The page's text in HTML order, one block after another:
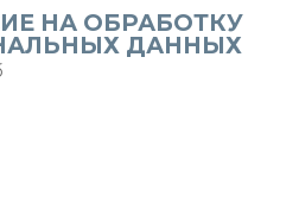
НА ОБРАБОТКУ
ДАННЫХ